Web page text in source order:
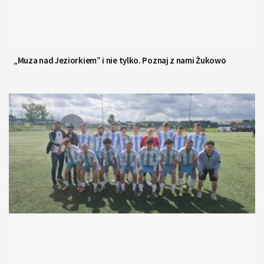
„Muza nad Jeziorkiem” i nie tylko. Poznaj z nami Żukowo